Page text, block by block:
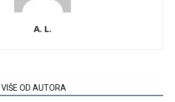
A. L.
VIŠE OD AUTORA